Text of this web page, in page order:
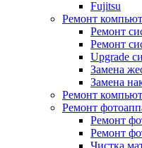
Fujitsu
Ремонт
Ремонт
Ремонт
Upgrade
Замена
Замена
Ремонт
Ремонт
Ремонт
Ремонт
Чистка